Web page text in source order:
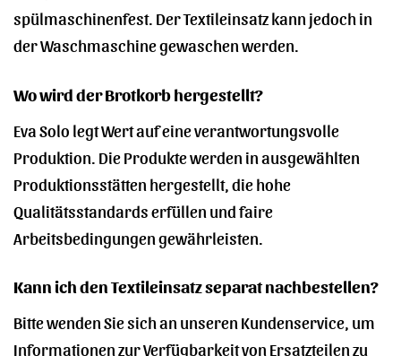
spülmaschinenfest. Der Textileinsatz kann jedoch in
der Waschmaschine gewaschen werden.
Wo wird der Brotkorb hergestellt?
Eva Solo legt Wert auf eine verantwortungsvolle
Produktion. Die Produkte werden in ausgewählten
Produktionsstätten hergestellt, die hohe
Qualitätsstandards erfüllen und faire
Arbeitsbedingungen gewährleisten.
Kann ich den Textileinsatz separat nachbestellen?
Bitte wenden Sie sich an unseren Kundenservice, um
Informationen zur Verfügbarkeit von Ersatzteilen zu